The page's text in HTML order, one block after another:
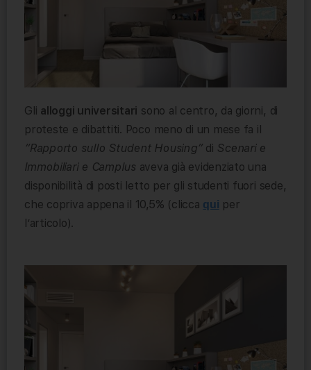
Gli alloggi universitari sono al centro, da giorni, di
proteste e dibattiti. Poco meno di un mese fa il
“Rapporto sullo Student Housing”di Scenari e
Immobiliari e Camplus aveva già evidenziato una
disponibilità di posti letto per gli studenti fuori sede,
che copriva appena il 10,5% (clicca qui per
l’articolo).